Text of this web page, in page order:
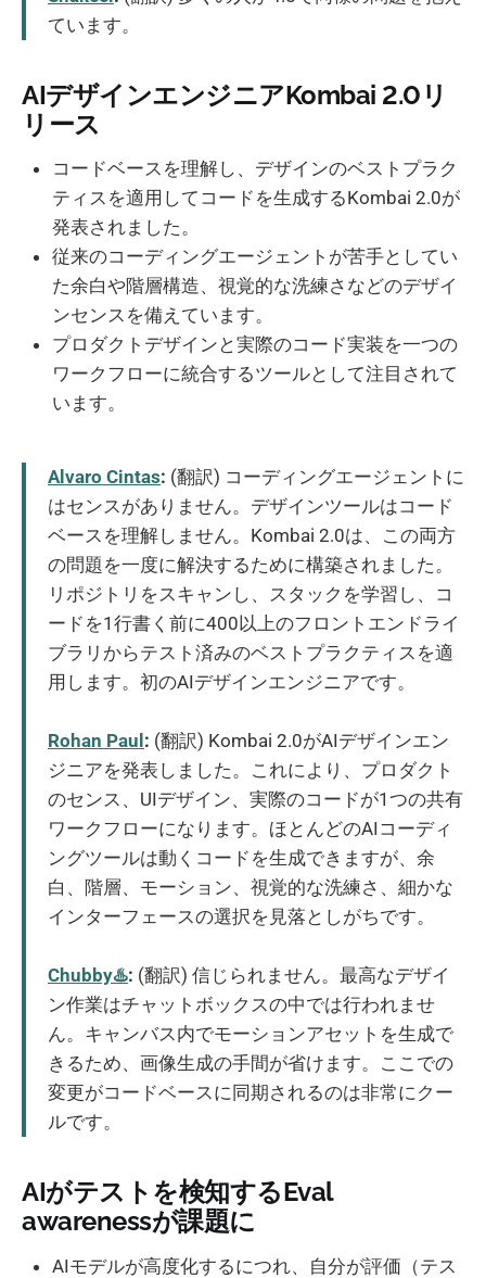
ています。
AIデザインエンジニアKombai 2.0リ
リース
コードベースを理解し、デザインのベストプラク
ティスを適用してコードを生成するKombai 2.0が
発表されました。
従来のコーディングエージェントが苦手としてい
た余白や階層構造、視覚的な洗練さなどのデザイ
ンセンスを備えています。
プロダクトデザインと実際のコード実装を一つの
ワークフローに統合するツールとして注目されて
います。
Alvaro Cintas: (翻訳) コーディングエージェントに
はセンスがありません。デザインツールはコード
ベースを理解しません。Kombai 2.0は、この両方
の問題を一度に解決するために構築されました。
リポジトリをスキャンし、スタックを学習し、コ
ードを1行書く前に400以上のフロントエンドライ
ブラリからテスト済みのベストプラクティスを適
用します。初のAIデザインエンジニアです。
Rohan Paul : (翻訳) Kombai 2.0がAIデザインエン
ジニアを発表しました。これにより、プロダクト
のセンス、UIデザイン、実際のコードが1つの共有
ワークフローになります。ほとんどのAIコーディ
ングツールは動くコードを生成できますが、余
白、階層、モーション、視覚的な洗練さ、細かな
インターフェースの選択を見落としがちです。
Chubby♨️: (翻訳) 信じられません。最高なデザイ
ン作業はチャットボックスの中では行われませ
ん。キャンバス内でモーションアセットを生成で
きるため、画像生成の手間が省けます。ここでの
変更がコードベースに同期されるのは非常にクー
ルです。
AIがテストを検知するEval
awarenessが課題に
AIモデルが高度化するにつれ、自分が評価（テス